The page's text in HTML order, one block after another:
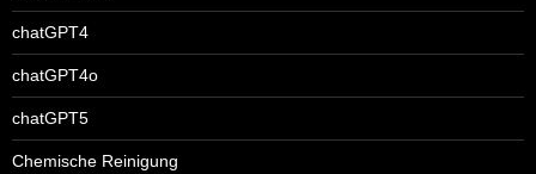
chatGPT4
chatGPT4o
chatGPT5
Chemische Reinigung